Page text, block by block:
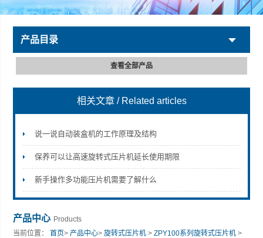
上海天和制药机械有限公司
产品目录
查看全部产品
相关文章 / Related articles
说一说自动装盒机的工作原理及结构
保养可以让高速旋转式压片机延长使用期限
新手操作多功能压片机需要了解什么
产品中心 Products
当前位置：首页>产品中心>旋转式压片机 >ZPY100系列旋转式压片机 >